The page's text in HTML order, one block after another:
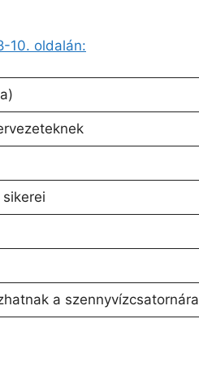
10. oldalán:
a szennyvízcsatornára